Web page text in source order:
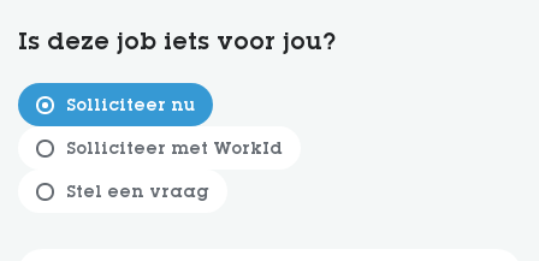
Is deze job iets voor jou?
Solliciteer nu
Solliciteer met WorkId
Stel een vraag